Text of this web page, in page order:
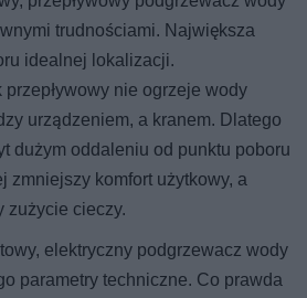
trudnościami. Największa
idealnej lokalizacji.
nie ogrzeje wody
urządzeniem, a kranem. Dlatego
dużym oddaleniu od punktu poboru
zmniejszy komfort użytkowy, a
zużycie cieczy.
elektryczny podgrzewacz wody
parametry techniczne. Co prawda